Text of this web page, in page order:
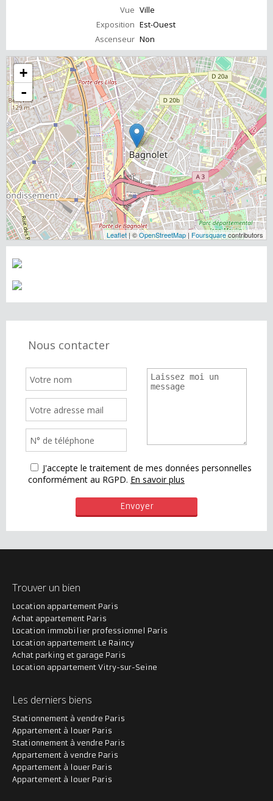
Vue Ville
Exposition Est-Ouest
Ascenseur Non
+
-
Leaflet | ©OpenStreetMap | Foursquarecontributors
Nous contacter
J'accepte le traitement de mes données personnelles
conformément au RGPD. En savoir plus
Trouver un bien
Location appartement Paris
Achat appartement Paris
Location immobilier professionnel Paris
Location appartement Le Raincy
Achat parking et garage Paris
Location appartement Vitry-sur-Seine
Les derniers biens
Stationnement à vendre Paris
Appartement à louer Paris
Stationnement à vendre Paris
Appartement à vendre Paris
Appartement à louer Paris
Appartement à louer Paris